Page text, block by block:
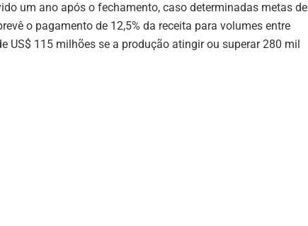
um ano após o fechamento, caso determinadas metas de
o pagamento de 12,5% da receita para volumes entre
US$ 115 milhões se a produção atingir ou superar 280 mil